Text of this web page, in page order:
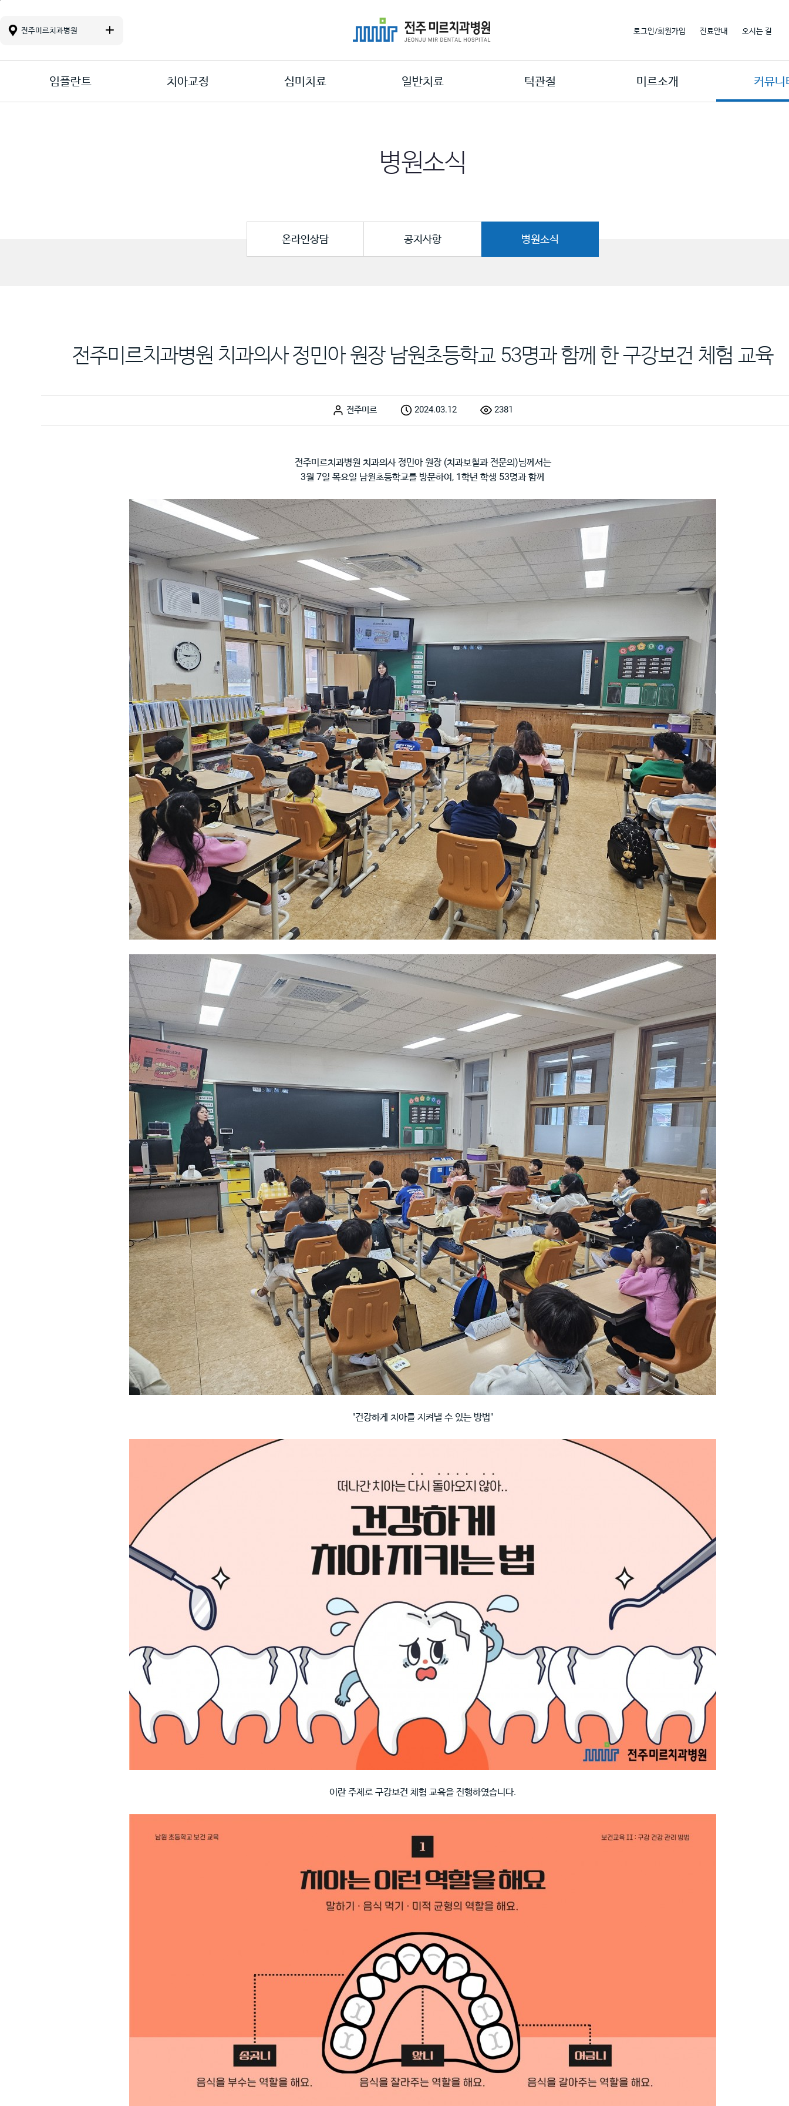
진료 메뉴바로가기
본문바로가기
컨텐츠바로가기
로그인/회원가입 진료안내 오시는 길
전주미르치과병원
임플란트 치아교정 심미치료 일반치료 턱관절 미르소개 커뮤니
병원소식
온라인상담 공지사항 병원소식
전주미르치과병원 치과의사 정민아 원장 남원초등학교 53명과 함께 한 구강보건 체험 교육
전주미르 2024.03.12 2381
전주미르치과병원 치과의사 정민아 원장 (치과보철과 전문의)님께서는
3월 7일 목요일 남원초등학교를 방문하여, 1학년 학생 53명과 함께
"건강하게 치아를 지켜낼 수 있는 방법"
이란 주제로 구강보건 체험 교육을 진행하였습니다.